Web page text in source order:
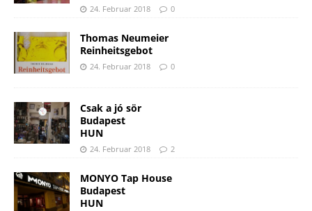
24. Februar 2018 0
Thomas Neumeier
Reinheitsgebot
24. Februar 2018 0
Csak a jó sör
Budapest
HUN
24. Februar 2018 2
MONYO Tap House
Budapest
HUN